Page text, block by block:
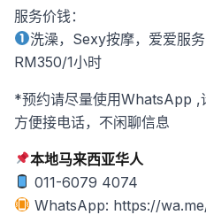
服务价钱：
洗澡，Sexy按摩，爱爱服
RM350/1小时
*预约请尽量使用WhatsApp ,
方便接电话，不闲聊信息
本地马来西亚华人
011-6079 4074
WhatsApp: https://